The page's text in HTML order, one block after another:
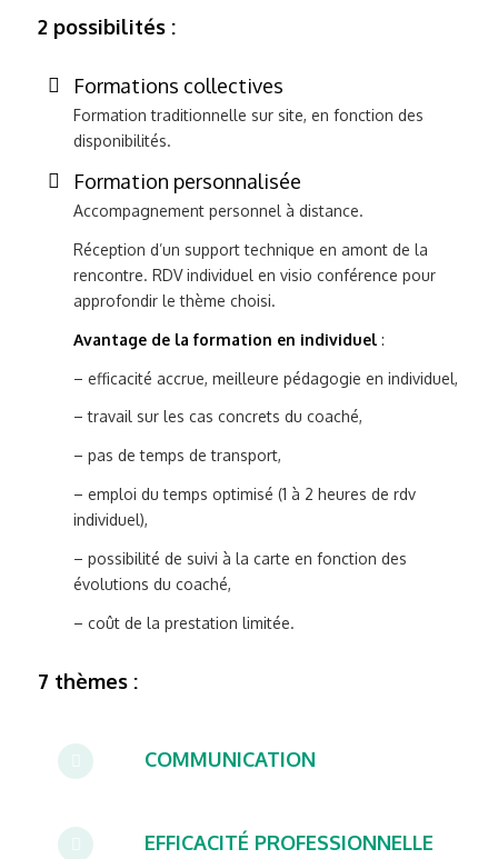
2 possibilités :
Formations collectives
Formation traditionnelle sur site, en fonction des
disponibilités.
Formation personnalisée
Accompagnement personnel à distance.
Réception d’un support technique en amont de la
rencontre. RDV individuel en visio conférence pour
approfondir le thème choisi.
Avantage de la formation en individuel :
– efficacité accrue, meilleure pédagogie en individuel,
– travail sur les cas concrets du coaché,
– pas de temps de transport,
– emploi du temps optimisé (1 à 2 heures de rdv
individuel),
– possibilité de suivi à la carte en fonction des
évolutions du coaché,
– coût de la prestation limitée.
7 thèmes :
COMMUNICATION
EFFICACITÉ PROFESSIONNELLE